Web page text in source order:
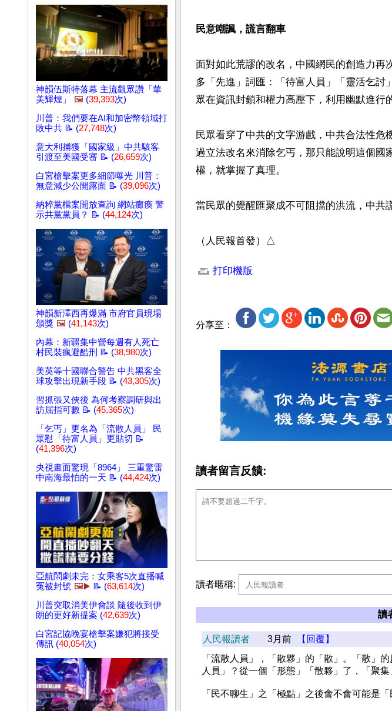
神韻伍斯特落幕 主流觀眾讚「華
美輝煌」
🖼️ (39,393次)
川普：我們要在AI和加密幣領域打
敗中共 📝 (27,748次)
意大利捕獲「國家級」中共駭客
引渡至美國受審 📝 (26,659次)
白宮槍擊案更多細節曝光 川普：
無意減少公開露面 📝 (39,096次)
納粹黨檔案開放查詢 網站癱瘓 警
示共黨黨員？ 📝 (44,124次)
神韻新澤西再爆滿 市府官員現場
頒獎 🖼️ (41,143次)
內幕：新疆集中營每週有人死亡
村民裝瘋避酷刑 📝 (38,980次)
美英等十國聯合警告 中共黑客全
球攻擊出現新手段 📝 (43,305次)
習抓張又俠後 為何考察調研與出
訪屈指可數 📝 (45,365次)
「乞丐」更名為「流散人員」 民
眾懟「待富人員」更貼切 📝
(41,396次)
央視畫面驚現「8964」 三重驚雷
中南海最怕的一天 📝 (44,424次)
亞航鬧劇未完：女乘客5次直播喊
冤被封號 🖼️▶️ 📝 (63,614次)
川普突取消美伊會談 隨後收到伊
朗的更好新提案 (42,639次)
白宮記協晚宴槍擊案嫌犯將接受
傳訊 (40,054次)
民意嘲諷，謊言翻車
面對如此荒謬的改名，中國網民的創造力再
多「先進」詞匯：「待富人員」「靈活乞討
眾在資訊封鎖和權力高壓下，利用幽默進行
民眾看穿了中共的文字游戲，中共合法性危
過立法改名來消除乞丐，那只能說明這個國
權，就掌握了真理。
當民眾的覺醒匯聚成不可阻擋的洪流，中共
（人民報首發）△
打印機版
分享至：
讀者留言反饋:
讀者暱稱:
讀
人民報讀者 3月前
【回覆】
「流散人員」，「散夥」的「散」。「散」
人員」？從一個「形態」「散夥」了，「聚
「民不聊生」之「極點」之後會不會可能是